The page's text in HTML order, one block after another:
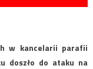
w kancelarii parafii
doszło do ataku na